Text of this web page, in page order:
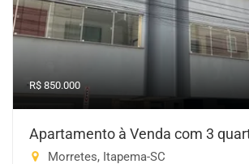
R$ 850.000
Apartamento à Venda com 3
Morretes, Itapema-SC